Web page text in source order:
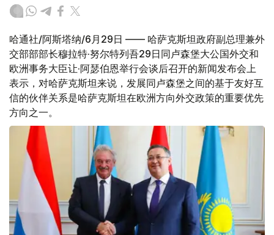
哈通社/阿斯塔纳/6月29日 —— 哈萨克斯坦政府副总理兼外
交部部部长穆拉特·努尔特列吾29日同卢森堡大公国外交和
欧洲事务大臣让·阿瑟伯恩举行会谈后召开的新闻发布会上
表示，对哈萨克斯坦来说，发展同卢森堡之间的基于友好互
信的伙伴关系是哈萨克斯坦在欧洲方向外交政策的重要优先
方向之一。